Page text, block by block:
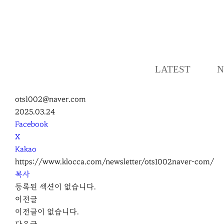
LATEST
ots1002@naver.com
2025.03.24
S
N
S
S
h
a
r
e
Facebook
X
Kakao
https://www.klocca.com/newsletter/ots1002naver-com/
복사
등록된 섹션이 없습니다.
이전글
이전글이 없습니다.